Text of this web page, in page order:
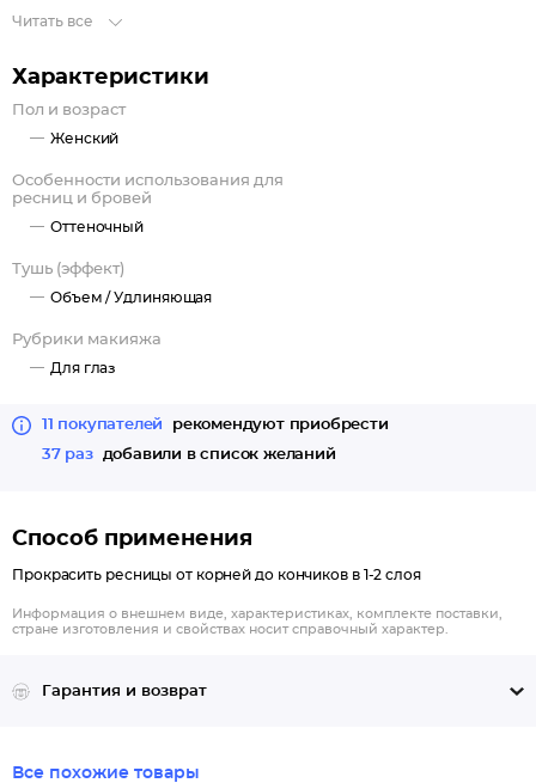
Читать все
Характеристики
Пол и возраст
Женский
Особенности использования для
ресниц и бровей
Оттеночный
Тушь (эффект)
Объем /Удлиняющая
Рубрики макияжа
Для глаз
11 покупателей
рекомендуют приобрести
37 раз
добавили в список желаний
Способ применения
Прокрасить ресницы от корней до кончиков в 1-2 слоя
Информация о внешнем виде, характеристиках, комплекте поставки,
стране изготовления и свойствах носит справочный характер.
Гарантия и возврат
Все похожие товары